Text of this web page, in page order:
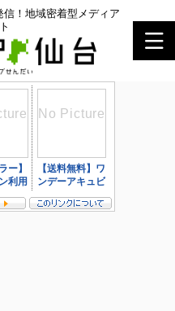
！地域密着型メディア